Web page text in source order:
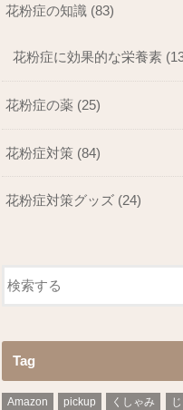
花粉症の知識 (83)
花粉症に効果的な栄養素
花粉症の薬 (25)
花粉症対策 (84)
花粉症対策グッズ (24)
Tag
Amazon pickup くしゃみ